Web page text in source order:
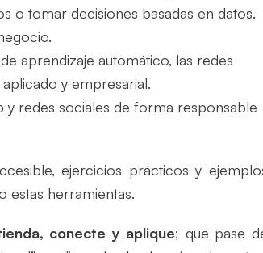
o tomar decisiones basadas en datos.
aprendizaje automático, las redes
y empresarial.
y redes sociales de forma responsable
ejercicios prácticos y
estas herramientas.
conecte y aplique; que pase